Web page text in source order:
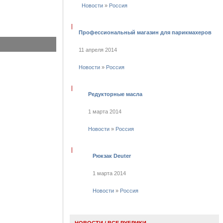
Новости » Россия
Профессиональный магазин для парикмахеров
11 апреля 2014
Новости » Россия
Редукторные масла
1 марта 2014
Новости » Россия
Рюкзак Deuter
1 марта 2014
Новости » Россия